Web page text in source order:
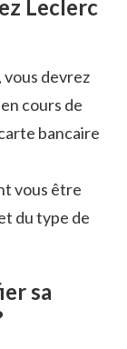
Leclerc
devrez
cours de
bancaire
vous être
du type de
sa